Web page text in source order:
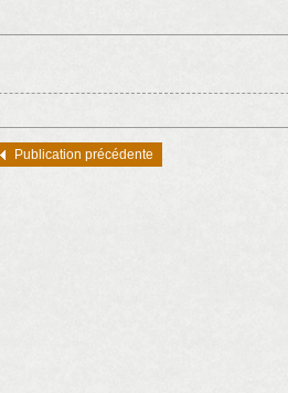
Publication précédente